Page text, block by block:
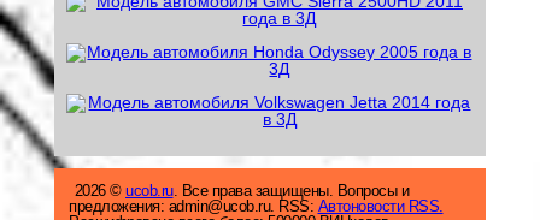
2026 © ucob.ru. Все права защищены. Вопросы и
предложения: admin@ucob.ru. RSS: Автоновости RSS.